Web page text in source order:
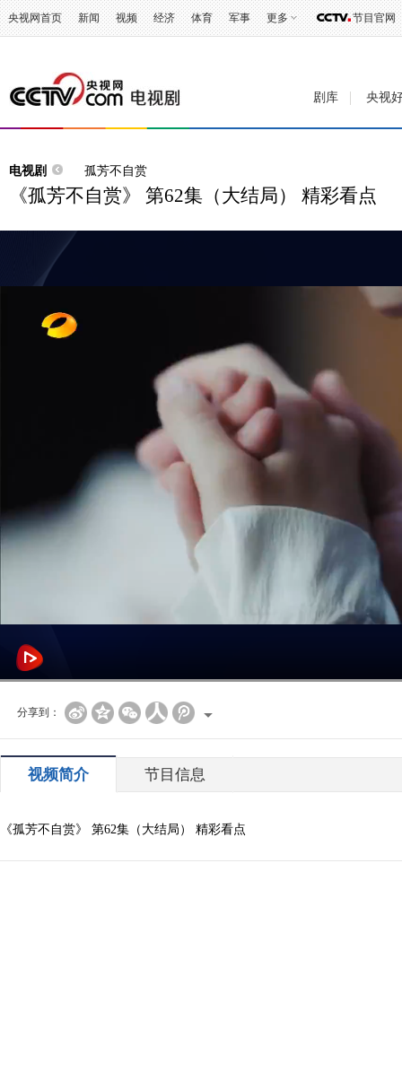
央视网首页 新闻 视频 经济 体育 军事 更多 节目官网
剧库 央视
电视剧 孤芳不自赏
《孤芳不自赏》 第62集（大结局） 精彩看点
分享到：
视频简介 节目信息
《孤芳不自赏》 第62集（大结局） 精彩看点